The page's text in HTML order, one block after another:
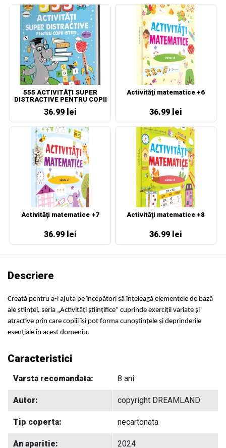
555 ACTIVITĂȚI SUPER
DISTRACTIVE PENTRU COPII
ISTEȚI
36.99 lei
Activităţi matematice +6
36.99 lei
Activităţi matematice +7
36.99 lei
Activităţi matematice +8
36.99 lei
Descriere
Creată pentru a-i ajuta pe începători să înțeleagă elementele de bază
ale științei, seria „Activități științifice” cuprinde exerciții variate și
atractive prin care copiii își pot forma cunoștințele și deprinderile
esențiale în acest domeniu.
Caracteristici
Varsta recomandata: 8 ani
Autor: copyright DREAMLAND
Tip coperta: necartonata
An aparitie: 2024